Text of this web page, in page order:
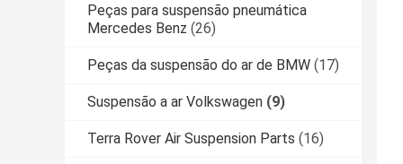
Peças para suspensão pneumática
Mercedes Benz (26)
Peças da suspensão do ar de BMW (17)
Suspensão a ar Volkswagen (9)
Terra Rover Air Suspension Parts (16)